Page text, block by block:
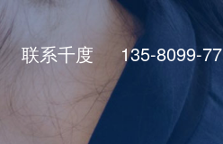
联系千度 135-8099-